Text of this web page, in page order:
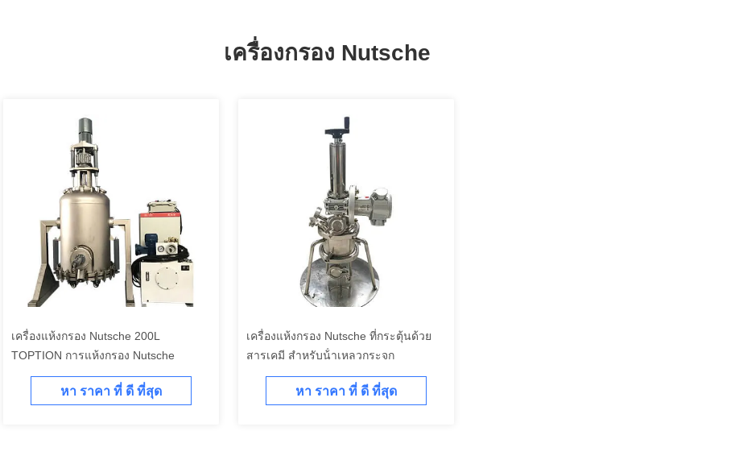
เครื่องกรอง Nutsche
เครื่องแห้งกรอง Nutsche 200L
TOPTION การแห้งกรอง Nutsche
หา ราคา ที่ ดี ที่สุด
เครื่องแห้งกรอง Nutsche ที่กระตุ้นด้วย
สารเคมี สําหรับน้ําเหลวกระจก
หา ราคา ที่ ดี ที่สุด